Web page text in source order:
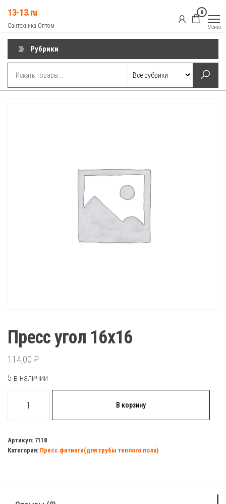
содержимому
13-13.ru
Сантехника Оптом
0
Меню
Рубрики
Пресс угол 16х16
114,00 ₽
5 в наличии
товара
угол
16х16
В корзину
Артикул: 7118
Категория: Пресс фитинги(для трубы теплого пола)